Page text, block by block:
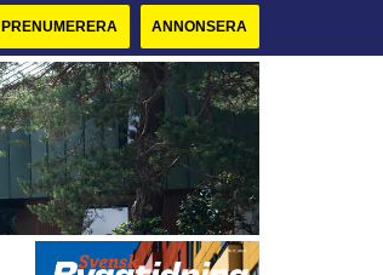
PRENUMERERA ANNONSERA